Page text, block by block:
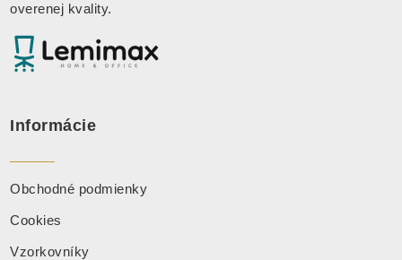
overenej kvality.
Informácie
Obchodné podmienky
Cookies
Vzorkovníky